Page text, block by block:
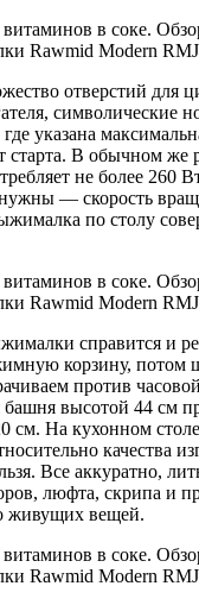
отверстий для
символические
указана
старта. В обычном же
не более 260
— скорость
по столу
справится и
корзину, потом
против
башня высотой 44 см
см. На кухонном
качества
Все аккуратно,
люфта, скрипа и
живущих вещей.